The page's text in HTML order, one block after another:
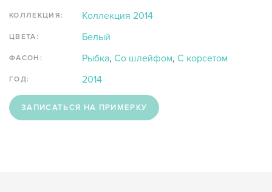
КОЛЛЕКЦИЯ: Коллекция 2014
ЦВЕТА: Белый
ФАСОН: Рыбка, Со шлейфом, С корсетом
ГОД: 2014
ЗАПИСАТЬСЯ НА ПРИМЕРКУ